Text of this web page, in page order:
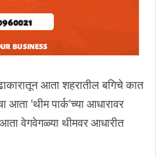
आता शहरातील बगिचे कात
‘थीम पार्क’च्या आधारावर
आता वेगवेगळ्या थीमवर आधारीत